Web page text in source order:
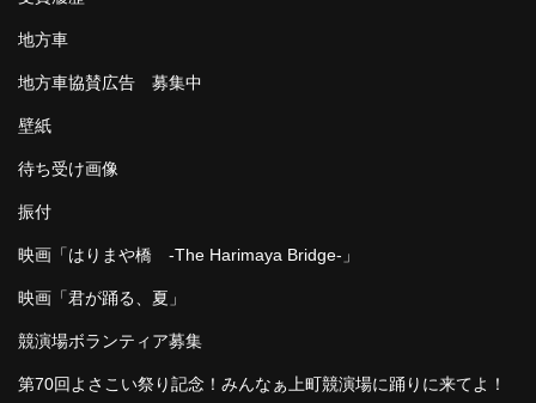
地方車
地方車協賛広告 募集中
壁紙
待ち受け画像
振付
映画「はりまや橋 -The Harimaya Bridge-」
映画「君が踊る、夏」
競演場ボランティア募集
第70回よさこい祭り記念！みんなぁ上町競演場に踊りに来てよ！